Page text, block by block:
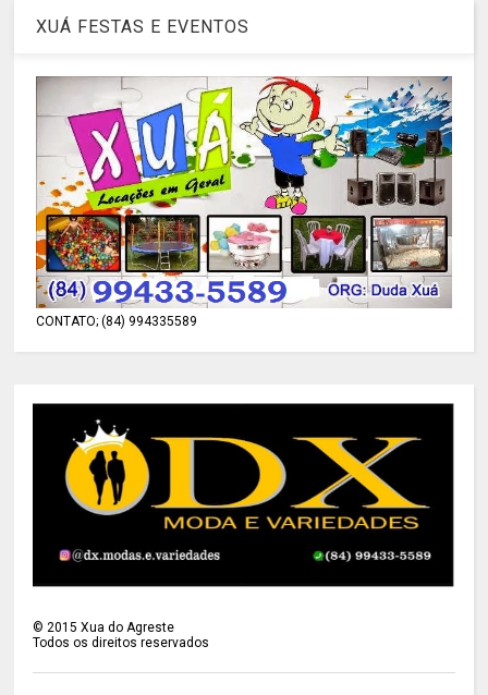
XUÁ FESTAS E EVENTOS
CONTATO; (84) 994335589
©2015 Xua do Agreste
Todos os direitos reservados